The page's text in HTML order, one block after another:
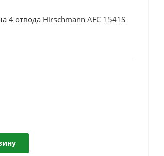
4 отвода Hirschmann AFC 1541S